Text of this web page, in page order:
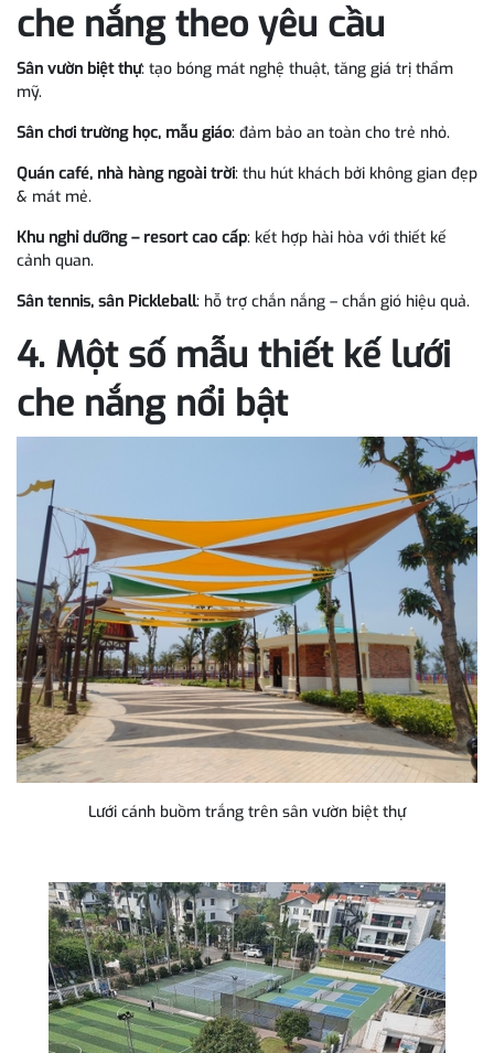
che nắng theo yêu cầu
Sân vườn biệt thự: tạo bóng mát nghệ thuật, tăng giá trị thẩm
mỹ.
Sân chơi trường học, mẫu giáo: đảm bảo an toàn cho trẻ nhỏ.
Quán café, nhà hàng ngoài trời: thu hút khách bởi không gian đẹp
& mát mẻ.
Khu nghỉ dưỡng – resort cao cấp: kết hợp hài hòa với thiết kế
cảnh quan.
Sân tennis, sân Pickleball: hỗ trợ chắn nắng – chắn gió hiệu quả.
4. Một số mẫu thiết kế lưới
che nắng nổi bật
Lưới cánh buồm trắng trên sân vườn biệt thự